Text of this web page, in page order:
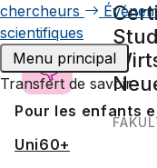
chercheurs
scientifiques
Menu principal
Transfert de savoir
Pour les enfants
Uni60+